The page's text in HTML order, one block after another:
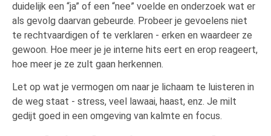
duidelijk een “ja” of een “nee” voelde en onderzoek wat er
als gevolg daarvan gebeurde. Probeer je gevoelens niet
te rechtvaardigen of te verklaren - erken en waardeer ze
gewoon. Hoe meer je je interne hits eert en erop reageert,
hoe meer je ze zult gaan herkennen.
Let op wat je vermogen om naar je lichaam te luisteren in
de weg staat - stress, veel lawaai, haast, enz. Je milt
gedijt goed in een omgeving van kalmte en focus.